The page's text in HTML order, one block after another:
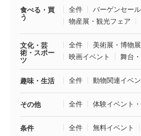
食べる・買
う
全件 バーゲンセール
物産展・観光フェア
文化・芸
術・スポー
ツ
全件 美術展・博物展
映画イベント
舞台
趣味・生活 全件 動物関連イベン
その他 全件 体験イベント
条件 全件 無料イベント